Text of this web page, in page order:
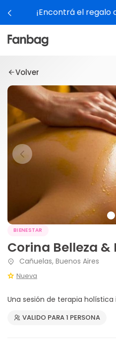
¡Encontrá el regalo
Volver
BIENESTAR
Corina Belleza &
Cañuelas, Buenos Aires
Nueva
Una sesión de terapia
VALIDO PARA 1 PERSONA